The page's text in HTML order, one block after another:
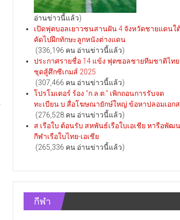
อ่านข่าวนี้แล้ว)
เปิดฟุตบอลเยาวชนสานฝัน 4 จังหวัดชายแดนใต้
คัดไปฝึกทักษะลูกหนังต่างแดน
(336,196 คน อ่านข่าวนี้แล้ว)
ประกาศรายชื่อ 14 แข้ง ฟุตซอลชายทีมชาติไทย
ชุดสู้ศึกซีเกมส์ 2025
(307,466 คน อ่านข่าวนี้แล้ว)
โปรโมเตอร์ ร้อง “ก.ล.ต.” เพิกถอนการรับจด
ทะเบียน บ.สื่อโฆษณายักษ์ใหญ่ ข้อหาปลอมเอก
(276,528 คน อ่านข่าวนี้แล้ว)
ส.เรือใบ ต้อนรับ สหพันธ์เรือใบเอเชีย หารือพัฒ
กีฬาเรือใบไทย-เอเชีย
(265,336 คน อ่านข่าวนี้แล้ว)
กีฬา